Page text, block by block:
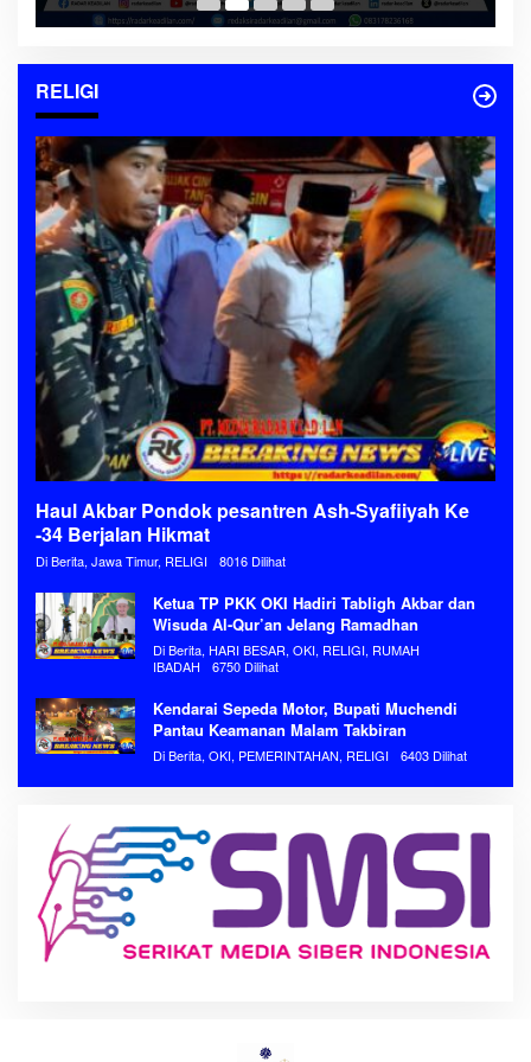
RELIGI
Haul Akbar Pondok pesantren Ash-Syafiiyah Ke
-34 Berjalan Hikmat
Di Berita, Jawa Timur, RELIGI 8016 Dilihat
Ketua TP PKK OKI Hadiri Tabligh Akbar dan
Wisuda Al-Qur’an Jelang Ramadhan
Di Berita, HARI BESAR, OKI, RELIGI, RUMAH
IBADAH
6750 Dilihat
Kendarai Sepeda Motor, Bupati Muchendi
Pantau Keamanan Malam Takbiran
Di Berita, OKI, PEMERINTAHAN, RELIGI 6403 Dilihat